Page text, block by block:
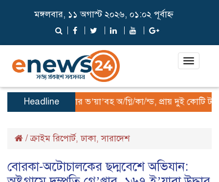
মঙ্গলবার, ১১ অগাস্ট ২০২৬, ০১:০২ পূর্বাহ্ন
Toggle
Headlineহাতিয়ার ভ’য়া’বহ অ/গ্নি/কা/ন্ড, প্রায় দুই কোটি
/ক্রাইম রিপোর্ট,ঢাকা,সারাদেশ
বোরকা-অটোচালকের ছদ্মবেশে অভিযান: